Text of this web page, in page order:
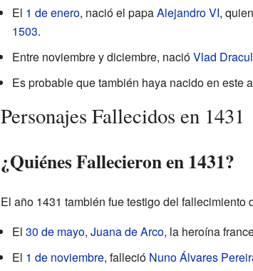
El 1 de enero, nació el papaAlejandro VI,
1503.
Entre noviembre y diciembre, nacióVlad
Es probable que también haya nacido en este
Personajes Fallecidos en 1431
¿Quiénes Fallecieron en 1431?
El año 1431 también fue testigo del fallecimiento
El 30 de mayo, Juana de Arco, la heroína
El 1 de noviembre, falleció Nuno Álvares